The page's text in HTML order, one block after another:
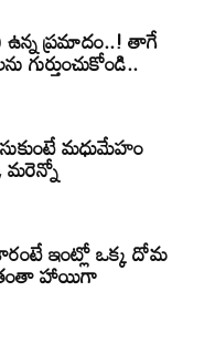
ప్రమాదం..! తాగే
మధుమేహం
మరెన్నో
ఇంట్లో ఒక్క దోమ
హాయిగా